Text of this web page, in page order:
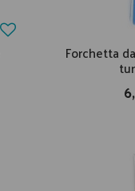
Forchetta